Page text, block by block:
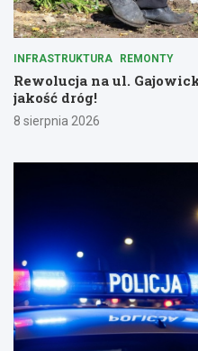
INFRASTRUKTURA REMONTY
Rewolucja na ul.
jakość dróg!
8 sierpnia 2026